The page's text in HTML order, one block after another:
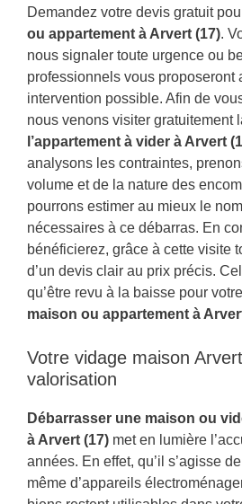
Demandez votre devis gratuit
ou appartement à Arvert (17).
nous signaler toute urgence ou
professionnels vous proposeront
intervention possible. Afin de
nous venons visiter gratuitement
l’appartement à vider à Arvert
analysons les contraintes,
volume et de la nature des
pourrons estimer au mieux le
nécessaires à ce débarras. En
bénéficierez, grâce à cette visite
d’un devis clair au prix précis.
qu’être revu à la baisse pour votre
maison ou appartement à
Votre vidage maison
valorisation
Débarrasser une maison ou
à Arvert (17) met en lumière
années. En effet, qu’il s’agisse
même d’appareils